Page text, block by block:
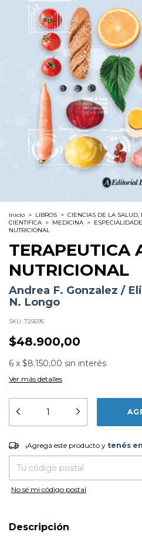
Inicio > LIBROS > CIENCIAS DE LA SALUD,
CIENTIFICA > MEDICINA >
NUTRICIONAL
TERAPEUTICA
NUTRICIONAL
Andrea F. Gonzalez /
N. Longo
SKU: 725695
$48.900,00
6 x $8.150,00 sin interés
Ver más detalles
¡Agregá este producto y
¡Agregá este producto y tenés
No sé mi código postal
Descripción
Formato:
LIBROS
Editorial:
Editorial El Ateneo
Encuadernación:Tapa Blanda
ISBN:9789500215879
N°Páginas:
Fecha Publicación:01/2025
Sinópsis
que acompaña el dinámico campo